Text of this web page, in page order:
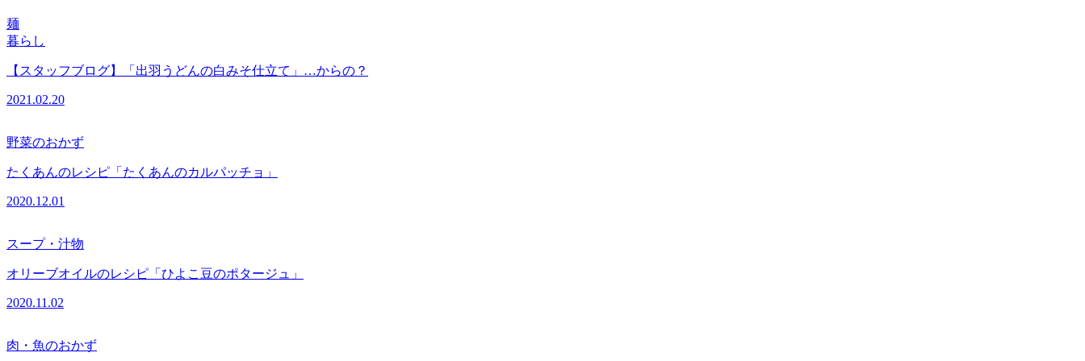
麺
暮らし
【スタッフブログ】「出羽うどんの白みそ仕立て」…からの？
2021.02.20
野菜のおかず
たくあんのレシピ「たくあんのカルパッチョ」
2020.12.01
スープ・汁物
オリーブオイルのレシピ「ひよこ豆のポタージュ」
2020.11.02
肉・魚のおかず